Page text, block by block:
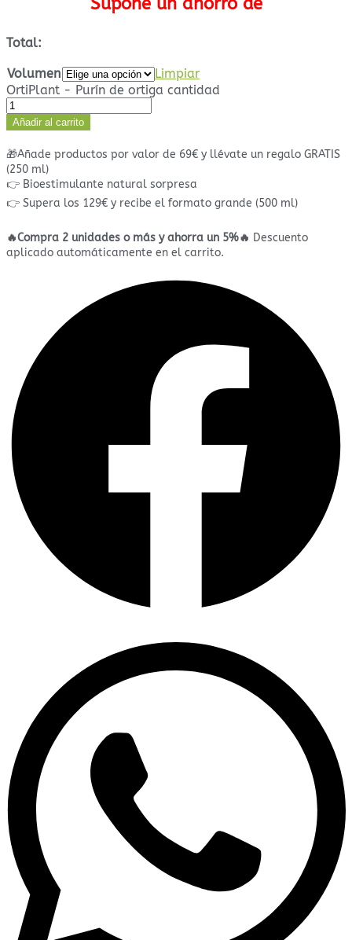
Total:
Volumen
Limpiar
OrtiPlant - Purín de ortiga cantidad
Añadir al carrito
🎁Añade productos por valor de 69€ y llévate un regalo GRATIS
(250 ml)
👉 Bioestimulante natural sorpresa
👉 Supera los 129€ y recibe el formato grande (500 ml)
🔥Compra 2 unidades o más y ahorra un 5%🔥 Descuento
aplicado automáticamente en el carrito.